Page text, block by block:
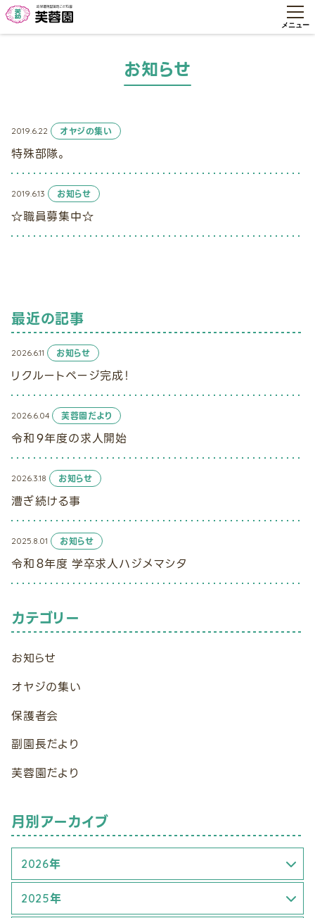
お知らせ
2019.6.22 オヤジの集い
特殊部隊。
2019.6.13 お知らせ
☆職員募集中☆
最近の記事
2026.6.11 お知らせ
リクルートページ完成！
2026.6.04 芙蓉園だより
令和９年度の求人開始
2026.3.18 お知らせ
漕ぎ続ける事
2025.8.01 お知らせ
令和８年度 学卒求人ハジメマシタ
カテゴリー
お知らせ
オヤジの集い
保護者会
副園長だより
芙蓉園だより
月別アーカイブ
2026年
3月 (1)
2025年